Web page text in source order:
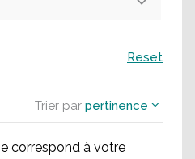
Trier par pertinence
correspond à votre
Reset